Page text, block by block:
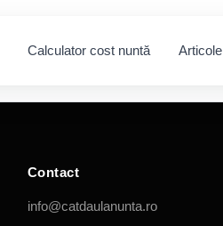
Calculator cost nuntă Articole
Contact
info@catdaulanunta.ro